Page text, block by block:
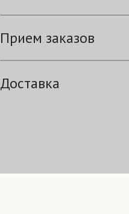
Прием заказов
Доставка